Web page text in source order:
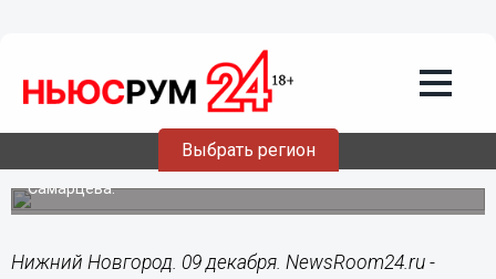
Выбрать регион
Анатолий Бондар избран
заместителем председателя Совета
Также в Совет судей Российской Федерации избрана
Судья Нижегородского областного суда Валентина
Самарцева.
Нижний Новгород. 09 декабря. NewsRoom24.ru -